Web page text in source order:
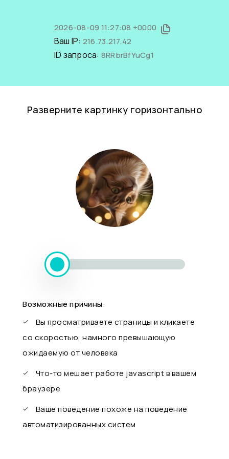
2026-08-09 11:27:08 +0000
Ваш IP: 216.73.217.42
ID запроса: 8RRbrBfYuCg1
Разверните картинку горизонтально
Возможные причины:
Вы просматриваете страницы и кликаете
со скоростью, намного превышающую
ожидаемую от человека
Что-то мешает работе javascript в вашем
браузере
Ваше поведение похоже на поведение
автоматизированных систем